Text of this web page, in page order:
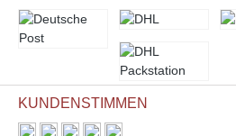
KUNDENSTIMMEN